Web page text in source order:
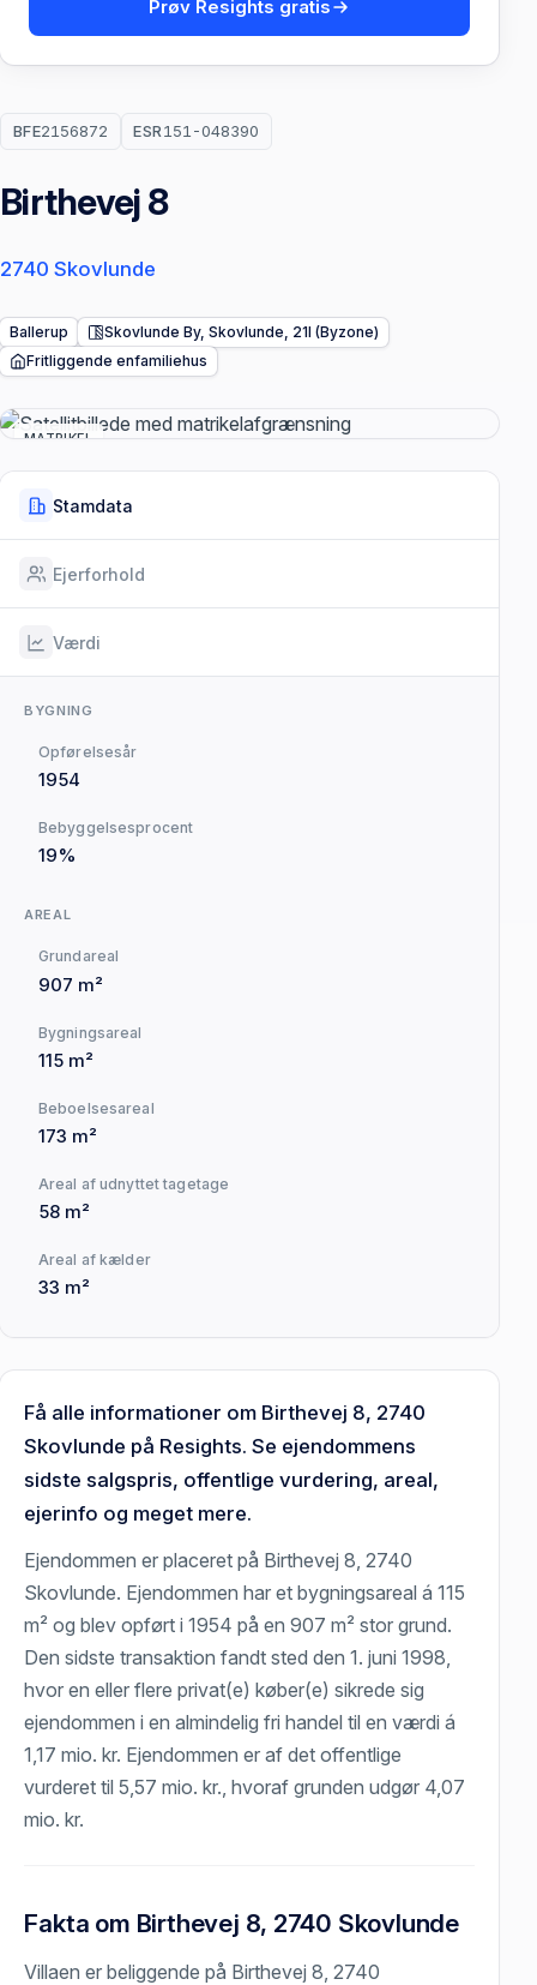
BFE2156872 ESR151-048390
Birthevej 8
2740 Skovlunde
Ballerup
Skovlunde By, Skovlunde, 21l (Byzone)
Fritliggende enfamiliehus
MATRIKEL
Stamdata
Ejerforhold
Værdi
BYGNING
Opførelsesår
1954
Bebyggelsesprocent
19%
AREAL
Grundareal
907 m²
Bygningsareal
115 m²
Beboelsesareal
173 m²
Areal af udnyttet tagetage
58 m²
Areal af kælder
33 m²
Få alle informationer om Birthevej 8, 2740
Skovlunde på Resights. Se ejendommens
sidste salgspris, offentlige vurdering, areal,
ejerinfo og meget mere.
Ejendommen er placeret på Birthevej 8, 2740
Skovlunde. Ejendommen har et bygningsareal á 115
m² og blev opført i 1954 på en 907 m² stor grund.
Den sidste transaktion fandt sted den 1. juni 1998,
hvor en eller flere privat(e) køber(e) sikrede sig
ejendommen i en almindelig fri handel til en værdi á
1,17 mio. kr. Ejendommen er af det offentlige
vurderet til 5,57 mio. kr., hvoraf grunden udgør 4,07
mio. kr.
Fakta om Birthevej 8, 2740 Skovlunde
Villaen er beliggende på Birthevej 8, 2740
Prøv Resights gratis